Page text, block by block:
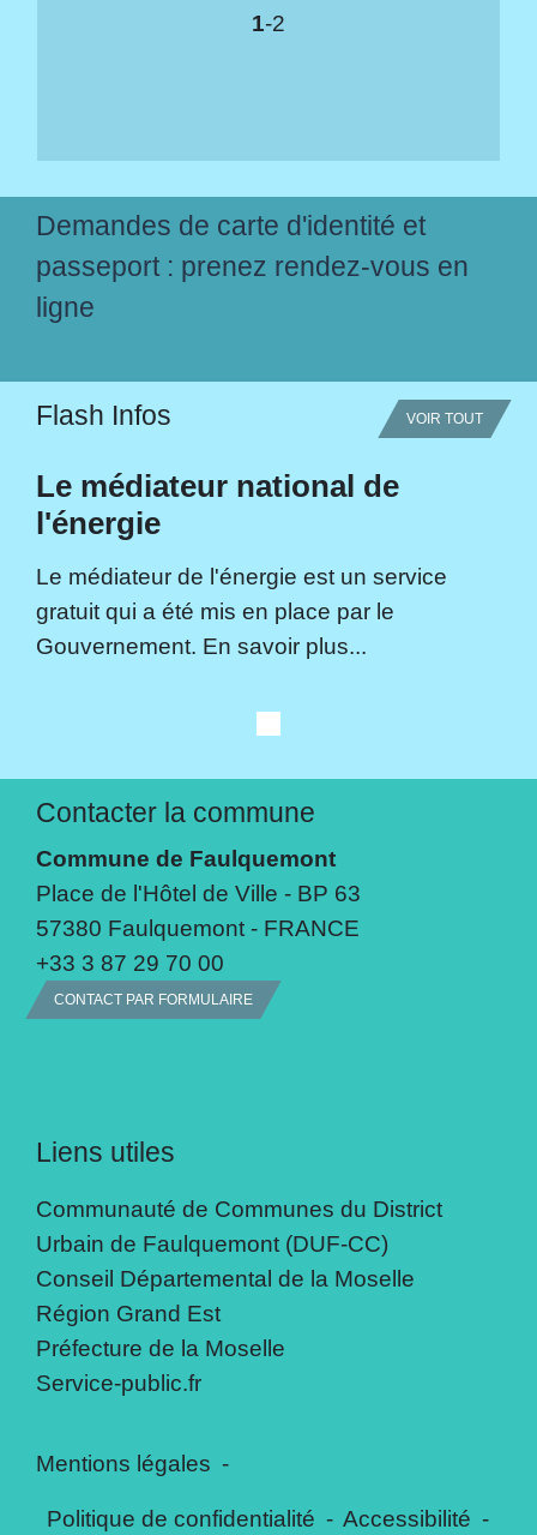
1-2
Demandes de carte d'identité et
passeport : prenez rendez-vous en
ligne
Flash Infos VOIR TOUT
Le médiateur national de
l'énergie
Le médiateur de l'énergie est un service
gratuit qui a été mis en place par le
Gouvernement. En savoir plus...
Contacter la commune
Commune de Faulquemont
Place de l'Hôtel de Ville - BP 63
57380 Faulquemont - FRANCE
+33 3 87 29 70 00
CONTACT PAR FORMULAIRE
Liens utiles
Communauté de Communes du District
Urbain de Faulquemont (DUF-CC)
Conseil Départemental de la Moselle
Région Grand Est
Préfecture de la Moselle
Service-public.fr
Mentions légales -
Politique de confidentialité - Accessibilité -